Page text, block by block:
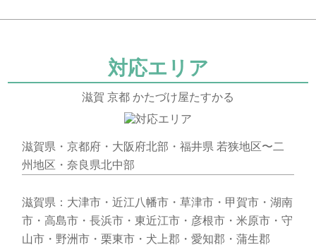
対応エリア
滋賀 京都 かたづけ屋たすかる
滋賀県・京都府・大阪府北部・福井県 若狭地区〜二
州地区・奈良県北中部
滋賀県：大津市・近江八幡市・草津市・甲賀市・湖南
市・高島市・長浜市・東近江市・彦根市・米原市・守
山市・野洲市・栗東市・犬上郡・愛知郡・蒲生郡